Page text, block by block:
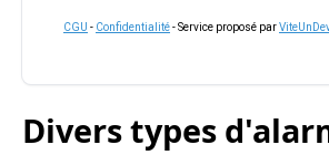
CGU - Confidentialité- Service proposé par
Divers types